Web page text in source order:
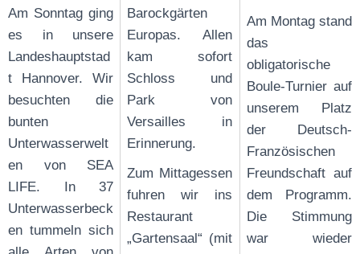
Am Sonntag ging
es in unsere
Landeshauptstad
t Hannover. Wir
besuchten die
bunten
Unterwasserwelt
en von SEA
LIFE. In 37
Unterwasserbeck
en tummeln sich
Barockgärten
Europas. Allen
kam sofort
Schloss und
Park von
Versailles in
Erinnerung.
Zum Mittagessen
fuhren wir ins
Restaurant
„Gartensaal“ (mit
Am Montag stand
das
obligatorische
Boule-Turnier auf
unserem Platz
der Deutsch-
Französischen
Freundschaft auf
dem Programm.
Die Stimmung
war wieder